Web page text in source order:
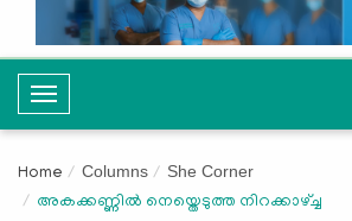
T
o
g
l
Home Columns She Corner
അകക്കണ്ണിൽ നെയ്തെടുത്ത നിറക്കാഴ്ച്ച